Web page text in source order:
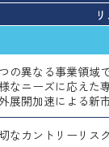
の異なる事業領域
なニーズに応えた
展開加速による新
なカントリーリス